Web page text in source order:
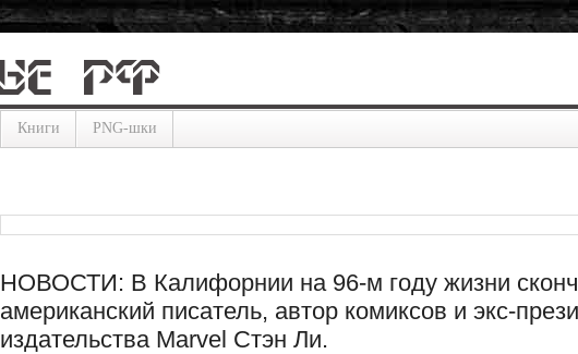
Книги PNG-шки
НОВОСТИ: В Калифорнии на 96-м году жизни
американский писатель, автор комиксов и экс-
издательства Marvel Стэн Ли.